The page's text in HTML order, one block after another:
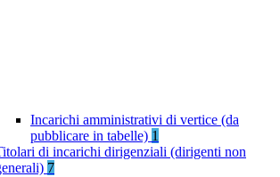
Incarichi amministrativi di vertice (da
pubblicare in tabelle) 1
di incarichi dirigenziali (dirigenti non
7